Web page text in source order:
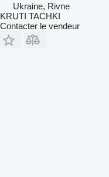
Ukraine, Rivne
KRUTI TACHKI
Contacter le vendeur